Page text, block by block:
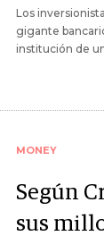
Los
gigante
institución de
MONEY
Según
sus